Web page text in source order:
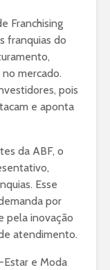
Franchising
franquias do
mercado.
pois
e aponta
da ABF, o
Esse
por
pela inovação
atendimento.
Estar e Moda